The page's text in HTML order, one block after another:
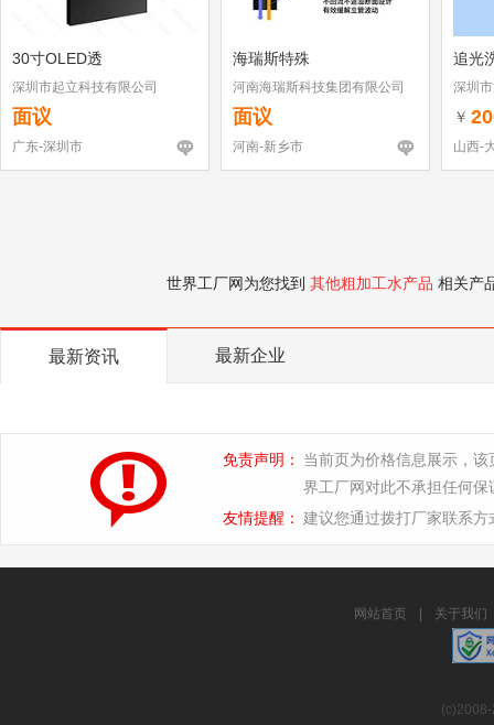
30寸OLED透
深圳市起立科技有限公司
面议
广东-深圳市
海瑞斯特殊
河南海瑞斯科技集团有限公司
面议
河南-新乡市
追光
深圳
（个
￥
山西-
世界工厂网为您找到 其他粗加工水产品 相关产
最新资讯 最新企业
免责声明：
当前页为价格信息展示，
界工厂网对此不承担任何保
友情提醒： 建议您通过拨打厂家联系
网站首页 关于我们